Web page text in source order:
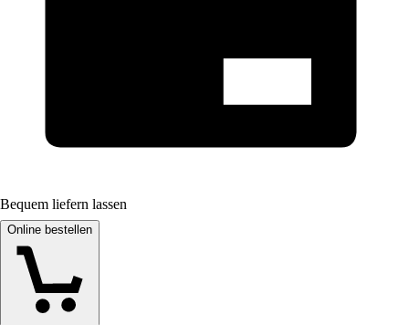
Bequem liefern lassen
Online bestellen